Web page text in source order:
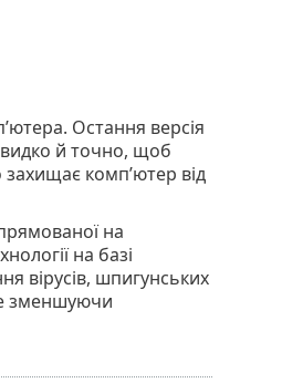
Остання версія
й точно, щоб
комп’ютер від
на
на базі
вірусів, шпигунських
зменшуючи